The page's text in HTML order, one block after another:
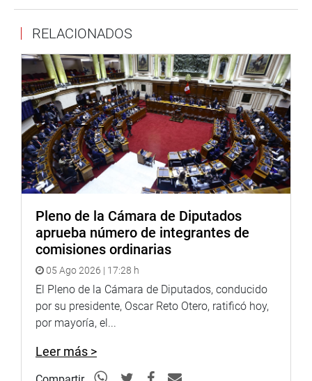
“Ellos no cobran ni un centavo. Ls cortan la luz. Esos
parlamentarios están ahogados hace varios meses”,
lamentó.
SUPUESTO CONTROL DE MEDIOS
La presidenta del Congreso también fue
consultada sobre la denominada “ley de control de
medios”, promovida por las congresistas Alejandra
Aramayo y Úrsula Letona, de la bancada Fuerza Popular.
Opinó que todas las iniciativas legislativas tienen
que pasar por el estudio en la comisión ordinaria
pertinente y también en el interior del grupo
parlamentario.
A su juicio, indicó que vale la pena discutir ese proyecto
de ley, ya que a ciudadanos con sentencia firme en casos
universidades, por ejemplo.
RELACIONADOS
Pleno de la Cámara de Diputados
aprueba número de integrantes de
comisiones ordinarias
05 Ago 2026 | 17:28 h
El Pleno de la Cámara de Diputados, conducido
por su presidente, Oscar Reto Otero, ratificó hoy,
por mayoría, el...
Leer más >